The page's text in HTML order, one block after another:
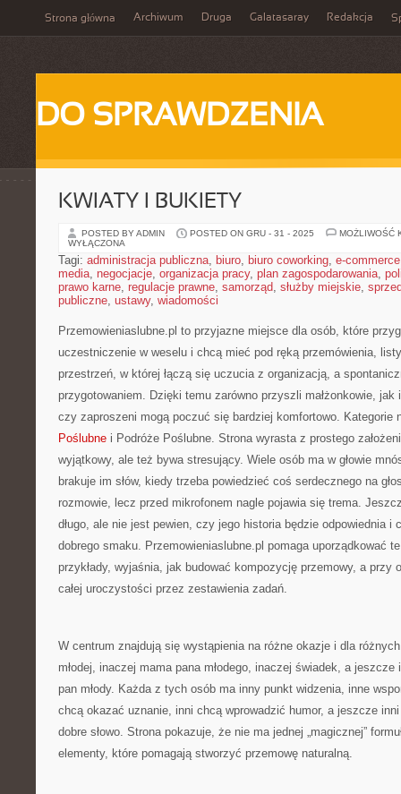
Strona główna Archiwum Druga Galatasaray Redakcja
DO SPRAWDZENIA
KWIATY I BUKIETY
POSTED BY ADMIN POSTED ON GRU - 31 - 2025
MOŻLIWOŚĆ
WYŁĄCZONA
Tagi: administracja publiczna, biuro, biuro coworking, e-commerce
media, negocjacje, organizacja pracy, plan zagospodarowania,
prawo karne, regulacje prawne, samorząd, służby miejskie,
publiczne, ustawy, wiadomości
Przemowieniaslubne.pl to przyjazne miejsce dla osób, które
uczestniczenie w weselu i chcą mieć pod ręką przemówienia,
przestrzeń, w której łączą się uczucia z organizacją, a
przygotowaniem. Dzięki temu zarówno przyszli małżonkowie,
czy zaproszeni mogą poczuć się bardziej komfortowo. Kategorie
Poślubne i Podróże Poślubne. Strona wyrasta z prostego
wyjątkowy, ale też bywa stresujący. Wiele osób ma w głowie
brakuje im słów, kiedy trzeba powiedzieć coś serdecznego na
rozmowie, lecz przed mikrofonem nagle pojawia się trema.
długo, ale nie jest pewien, czy jego historia będzie odpowiednia i
dobrego smaku. Przemowieniaslubne.pl pomaga uporządkować
przykłady, wyjaśnia, jak budować kompozycję przemowy, a przy
całej uroczystości przez zestawienia zadań.
W centrum znajdują się wystąpienia na różne okazje i dla
młodej, inaczej mama pana młodego, inaczej świadek, a jeszcze
pan młody. Każda z tych osób ma inny punkt widzenia, inne
chcą okazać uznanie, inni chcą wprowadzić humor, a jeszcze
dobre słowo. Strona pokazuje, że nie ma jednej „magicznej”
elementy, które pomagają stworzyć przemowę naturalną.